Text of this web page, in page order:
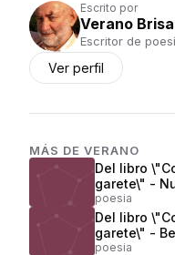
Escrito por
Verano
Escritor de
Ver perfil
MÁS DEVERANO
Del libro
garete\" -
Colombia
poesia
Del libro
garete\" -
poesia